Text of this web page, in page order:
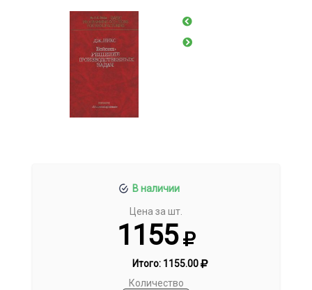
В наличии
Цена за шт.
1155
Итого: 1155.00
Количество